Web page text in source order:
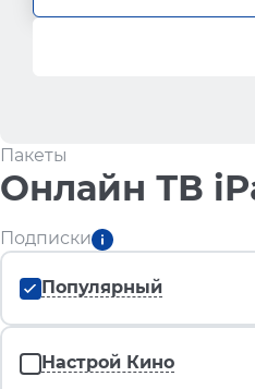
Пакеты
Онлайн ТВ
Подписки
Популярный
Настрой Кино